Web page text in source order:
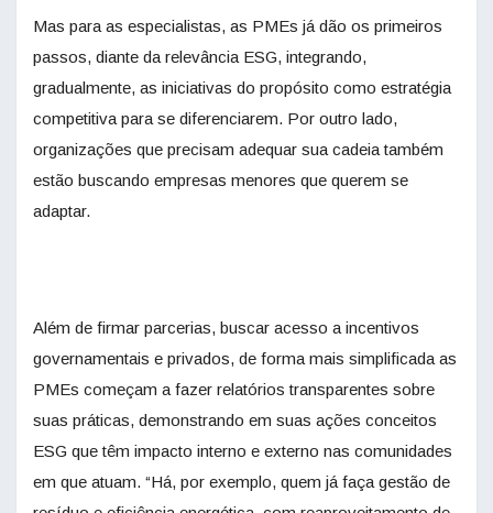
Mas para as especialistas, as PMEs já dão os primeiros
passos, diante da relevância ESG, integrando,
gradualmente, as iniciativas do propósito como estratégia
competitiva para se diferenciarem. Por outro lado,
organizações que precisam adequar sua cadeia também
estão buscando empresas menores que querem se
adaptar.
Além de firmar parcerias, buscar acesso a incentivos
governamentais e privados, de forma mais simplificada as
PMEs começam a fazer relatórios transparentes sobre
suas práticas, demonstrando em suas ações conceitos
ESG que têm impacto interno e externo nas comunidades
em que atuam. “Há, por exemplo, quem já faça gestão de